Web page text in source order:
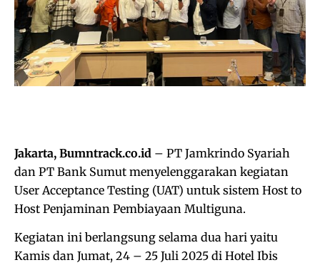
Jakarta, Bumntrack.co.id – PT Jamkrindo Syariah
dan PT Bank Sumut menyelenggarakan kegiatan
User Acceptance Testing (UAT) untuk sistem Host to
Host Penjaminan Pembiayaan Multiguna.
Kegiatan ini berlangsung selama dua hari yaitu
Kamis dan Jumat, 24 – 25 Juli 2025 di Hotel Ibis